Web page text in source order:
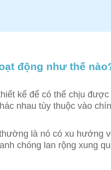
động như thế
kế để có thể chịu
nhau tùy thuộc vào
là nó có xu hướng
chóng lan rộng xung